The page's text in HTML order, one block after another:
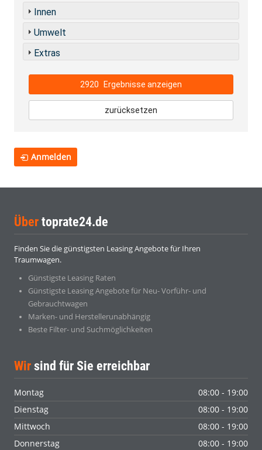
Innen
Umwelt
Extras
2920 Ergebnisse anzeigen
zurücksetzen
Anmelden
Über toprate24.de
Finden Sie die günstigsten Leasing Angebote für Ihren
Traumwagen.
Günstigste Leasing Raten
Günstigste Leasing Angebote für Neu- Vorführ- und
Gebrauchtwagen
Marken- und Herstellerunabhängig
Beste Filter- und Suchmöglichkeiten
Wir sind für Sie erreichbar
Montag
08:00 - 19:00
Dienstag
08:00 - 19:00
Mittwoch
08:00 - 19:00
Donnerstag
08:00 - 19:00